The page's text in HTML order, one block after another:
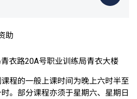
助
衣路20A号职业训练局青衣大楼
程的一般上课时间为晚上六时半至
。部分课程亦须于星期六、星期日